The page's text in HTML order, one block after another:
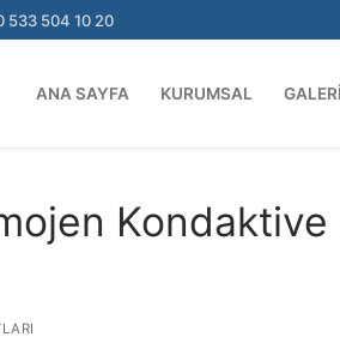
533 504 10 20
ANA SAYFA KURUMSAL GALERI
Kondaktive